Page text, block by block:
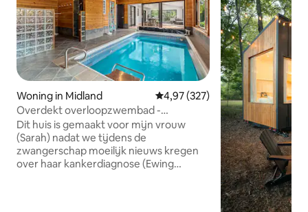
Woning in Midland Gemiddelde beoordeling van
4,97 (327)
Overdekt overloopzwembad -
Buitenbubbelbad - Sauna
Dit huis is gemaakt voor mijn vrouw
(Sarah) nadat we tijdens de
zwangerschap moeilijk nieuws kregen
over haar kankerdiagnose (Ewing